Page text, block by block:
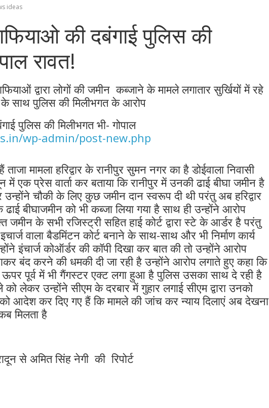
ideas
की दबंगाई पुलिस की
रावत!
द्वारा लोगों की जमीन कब्जाने के मामले लगातार सुर्खियों में रहे
साथ पुलिस की मिलीभगत के आरोप
पुलिस की मिलीभगत भी- गोपाल
wp-admin/post-new.php
मामला हरिद्वार के रानीपुर सुमन नगर का है डोईवाला निवासी
एक प्रेस वार्ता कर बताया कि रानीपुर में उनकी ढाई बीघा जमीन है
चौकी के लिए कुछ जमीन दान स्वरूप दी थी परंतु अब हरिद्वार
ढाई बीघाजमीन को भी कब्जा लिया गया है साथ ही उन्होंने आरोप
के सभी रजिस्ट्री सहित हाई कोर्ट द्वारा स्टे के आर्डर है परंतु
वाला बैडमिंटन कोर्ट बनाने के साथ-साथ और भी निर्माण कार्य
इंचार्ज कोऑर्डर की कॉपी दिखा कर बात की तो उन्होंने आरोप
बंद करने की धमकी दी जा रही है उन्होंने आरोप लगाते हुए कहा कि
ऊपर पूर्व में भी गैंगस्टर एक्ट लगा हुआ है पुलिस उसका साथ दे रही है
लेकर उन्होंने सीएम के दरबार में गुहार लगाई सीएम द्वारा उनको
को आदेश कर दिए गए हैं कि मामले की जांच कर न्याय दिलाएं अब देखना
मिलता है
से अमित सिंह नेगी की रिपोर्ट